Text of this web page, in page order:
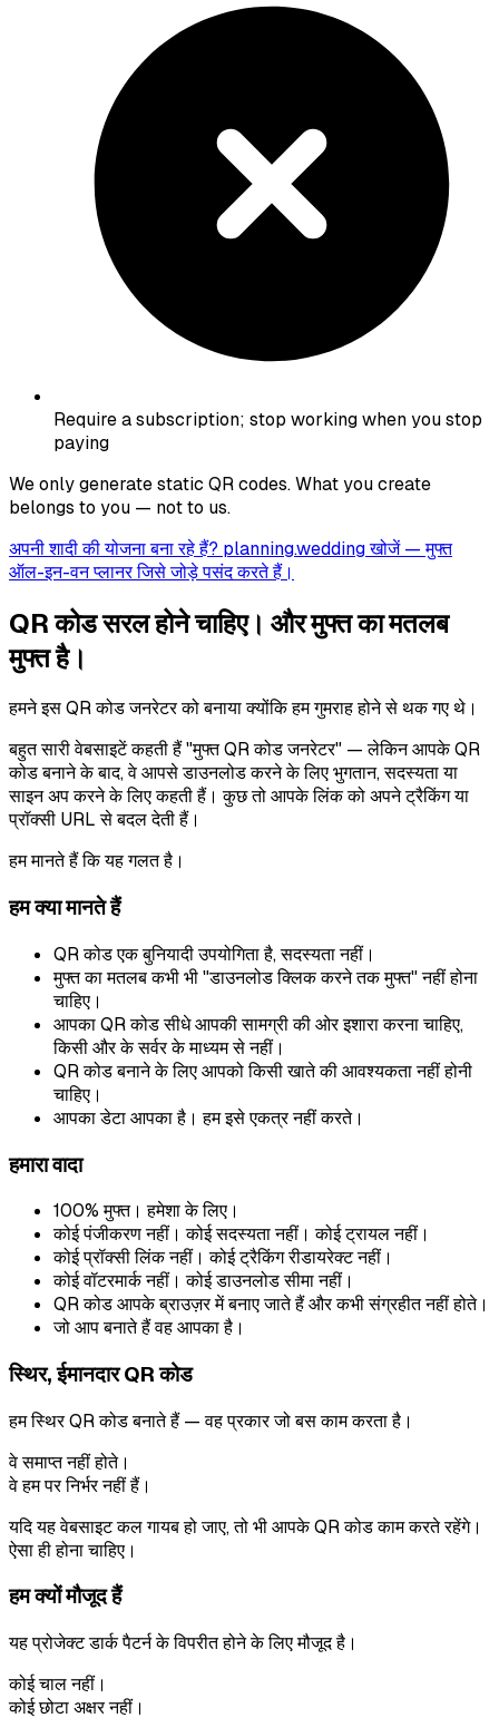
Require a subscription; stop working when you stop
paying
We only generate static QR codes. What you create
belongs to you — not to us.
अपनी शादी की योजना बना रहे हैं? planning.weddingखोजें — मुफ्त
ऑल-इन-वन प्लानर जिसे जोड़े पसंद करते हैं।
QR कोड सरल होने चाहिए। और मुफ्त का मतलब
मुफ्त है।
हमने इस QR कोड जनरेटर को बनाया क्योंकि हम गुमराह होने से थक गए थे।
बहुत सारी वेबसाइटें कहती हैं "मुफ्त QR कोड जनरेटर" — लेकिन आपके QR
कोड बनाने के बाद, वे आपसे डाउनलोड करने के लिए भुगतान, सदस्यता या
साइन अप करने के लिए कहती हैं। कुछ तो आपके लिंक को अपने ट्रैकिंग या
प्रॉक्सी URL से बदल देती हैं।
हम मानते हैं कि यह गलत है।
हम क्या मानते हैं
QR कोड एक बुनियादी उपयोगिता है, सदस्यता नहीं।
मुफ्त का मतलब कभी भी "डाउनलोड क्लिक करने तक मुफ्त" नहीं होना
चाहिए।
आपका QR कोड सीधे आपकी सामग्री की ओर इशारा करना चाहिए,
किसी और के सर्वर के माध्यम से नहीं।
QR कोड बनाने के लिए आपको किसी खाते की आवश्यकता नहीं होनी
चाहिए।
आपका डेटा आपका है। हम इसे एकत्र नहीं करते।
हमारा वादा
100% मुफ्त। हमेशा के लिए।
कोई पंजीकरण नहीं। कोई सदस्यता नहीं। कोई ट्रायल नहीं।
कोई प्रॉक्सी लिंक नहीं। कोई ट्रैकिंग रीडायरेक्ट नहीं।
कोई वॉटरमार्क नहीं। कोई डाउनलोड सीमा नहीं।
QR कोड आपके ब्राउज़र में बनाए जाते हैं और कभी संग्रहीत नहीं होते।
जो आप बनाते हैं वह आपका है।
स्थिर, ईमानदार QR कोड
हम स्थिर QR कोड बनाते हैं — वह प्रकार जो बस काम करता है।
वे समाप्त नहीं होते।
वे हम पर निर्भर नहीं हैं।
यदि यह वेबसाइट कल गायब हो जाए, तो भी आपके QR कोड काम करते रहेंगे।
ऐसा ही होना चाहिए।
हम क्यों मौजूद हैं
यह प्रोजेक्ट डार्क पैटर्न के विपरीत होने के लिए मौजूद है।
कोई चाल नहीं।
कोई छोटा अक्षर नहीं।